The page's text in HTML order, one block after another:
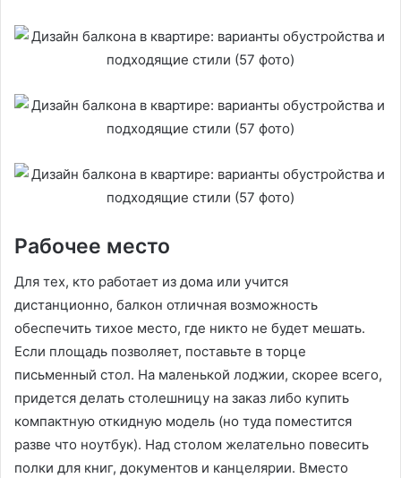
Рабочее место
Для тех, кто работает из дома или учится
дистанционно, балкон отличная возможность
обеспечить тихое место, где никто не будет мешать.
Если площадь позволяет, поставьте в торце
письменный стол. На маленькой лоджии, скорее всего,
придется делать столешницу на заказ либо купить
компактную откидную модель (но туда поместится
разве что ноутбук). Над столом желательно повесить
полки для книг, документов и канцелярии. Вместо